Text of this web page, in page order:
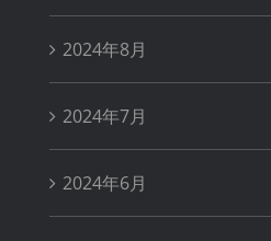
2024年8月
2024年7月
2024年6月